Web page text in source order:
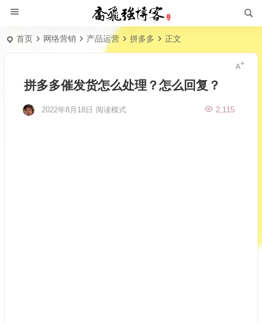
首页 网络营销 产品运营 拼多多 正文
拼多多催发货怎么处理？怎么回复？
2022年8月18日 2,115
阅读模式